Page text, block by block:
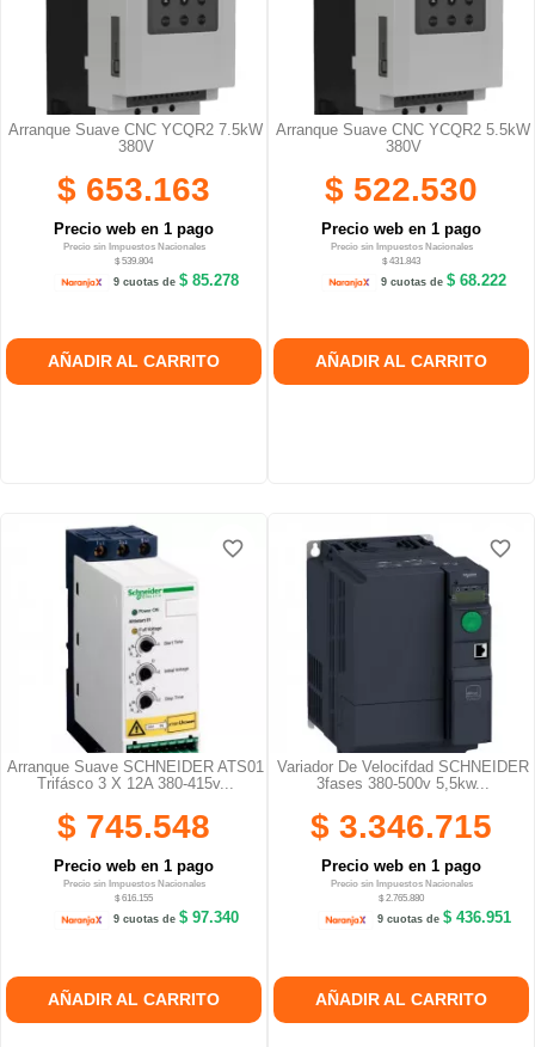
Arranque Suave CNC YCQR2 7.5kW
380V
$ 653.163
Precio web en 1 pago
Precio sin Impuestos Nacionales
$ 539.804
9 cuotas de$ 85.278
AÑADIR AL CARRITO
Arranque Suave CNC YCQR2 5.5kW
380V
$ 522.530
Precio web en 1 pago
Precio sin Impuestos Nacionales
$ 431.843
9 cuotas de$ 68.222
AÑADIR AL CARRITO
Arranque Suave SCHNEIDER ATS01
Trifásco 3 X 12A 380-415v...
$ 745.548
Precio web en 1 pago
Precio sin Impuestos Nacionales
$ 616.155
9 cuotas de$ 97.340
AÑADIR AL CARRITO
favorite_border
favorite_border
Variador De Velocifdad SCHNEIDER
3fases 380-500v 5,5kw...
$ 3.346.715
Precio web en 1 pago
Precio sin Impuestos Nacionales
$ 2.765.880
9 cuotas de $ 436.951
AÑADIR AL CARRITO
favorite_border
favorite_border